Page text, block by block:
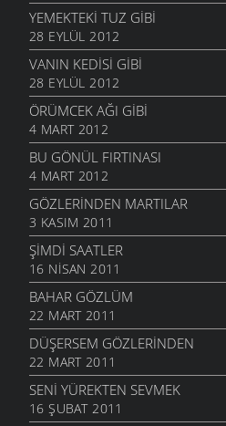
YEMEKTEKI TUZ GIBI
28 EYLÜL 2012
VANIN KEDISI GIBI
28 EYLÜL 2012
ÖRÜMCEK AĞI GIBI
4 MART 2012
BU GÖNÜL FIRTINASI
4 MART 2012
GÖZLERINDEN MARTILAR
3 KASIM 2011
ŞIMDI SAATLER
16 NISAN 2011
BAHAR GÖZLÜM
22 MART 2011
DÜŞERSEM GÖZLERINDEN
22 MART 2011
SENI YÜREKTEN SEVMEK
16 ŞUBAT 2011